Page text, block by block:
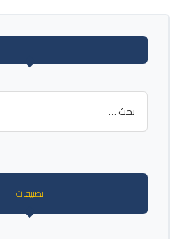
تصنيفات